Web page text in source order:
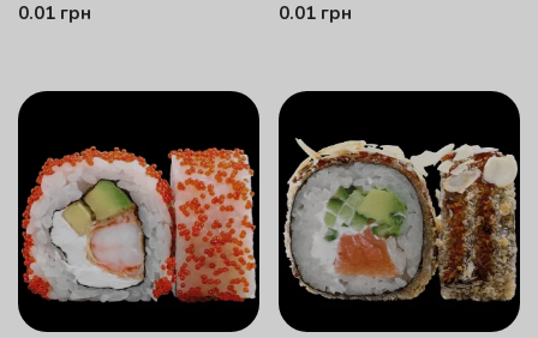
0.01 грн 0.01 грн